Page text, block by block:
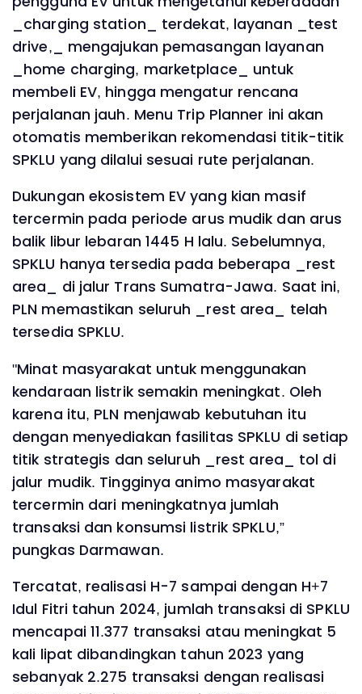
_charging station_ terdekat, layanan _test
drive,_ mengajukan pemasangan layanan
_home charging, marketplace_ untuk
membeli EV, hingga mengatur rencana
perjalanan jauh. Menu Trip Planner ini akan
otomatis memberikan rekomendasi titik-titik
SPKLU yang dilalui sesuai rute perjalanan.
Dukungan ekosistem EV yang kian masif
tercermin pada periode arus mudik dan arus
balik libur lebaran 1445 H lalu. Sebelumnya,
SPKLU hanya tersedia pada beberapa _rest
area_ di jalur Trans Sumatra-Jawa. Saat ini,
PLN memastikan seluruh _rest area_ telah
tersedia SPKLU.
"Minat masyarakat untuk menggunakan
kendaraan listrik semakin meningkat. Oleh
karena itu, PLN menjawab kebutuhan itu
dengan menyediakan fasilitas SPKLU di setiap
titik strategis dan seluruh _rest area_ tol di
jalur mudik. Tingginya animo masyarakat
tercermin dari meningkatnya jumlah
transaksi dan konsumsi listrik SPKLU,”
pungkas Darmawan.
Tercatat, realisasi H-7 sampai dengan H+7
Idul Fitri tahun 2024, jumlah transaksi di SPKLU
mencapai 11.377 transaksi atau meningkat 5
kali lipat dibandingkan tahun 2023 yang
sebanyak 2.275 transaksi dengan realisasi